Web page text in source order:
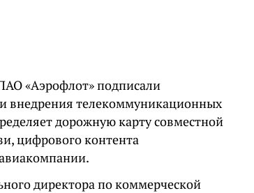
«Аэрофлот» подписали
внедрения телекоммуникационных
дорожную карту совместной
цифрового контента
директора по коммерческой